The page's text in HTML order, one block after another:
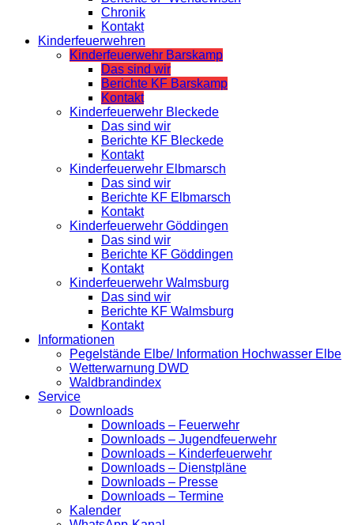
Chronik
Kontakt
Kinderfeuerwehren
Kinderfeuerwehr Barskamp
Das sind wir
Berichte KF Barskamp
Kontakt
Kinderfeuerwehr Bleckede
Das sind wir
Berichte KF Bleckede
Kontakt
Kinderfeuerwehr Elbmarsch
Das sind wir
Berichte KF Elbmarsch
Kontakt
Kinderfeuerwehr Göddingen
Das sind wir
Berichte KF Göddingen
Kontakt
Kinderfeuerwehr Walmsburg
Das sind wir
Berichte KF Walmsburg
Kontakt
Informationen
Pegelstände Elbe/ Information Hochwasser Elbe
Wetterwarnung DWD
Waldbrandindex
Service
Downloads
Downloads – Feuerwehr
Downloads – Jugendfeuerwehr
Downloads – Kinderfeuerwehr
Downloads – Dienstpläne
Downloads – Presse
Downloads – Termine
Kalender